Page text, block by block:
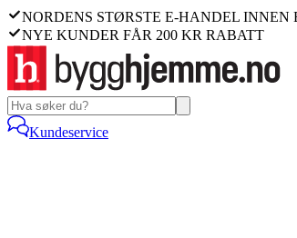
NORDENS STØRSTE E-HANDEL INNEN
NYE KUNDER FÅR 200 KR RABATT
Kundeservice